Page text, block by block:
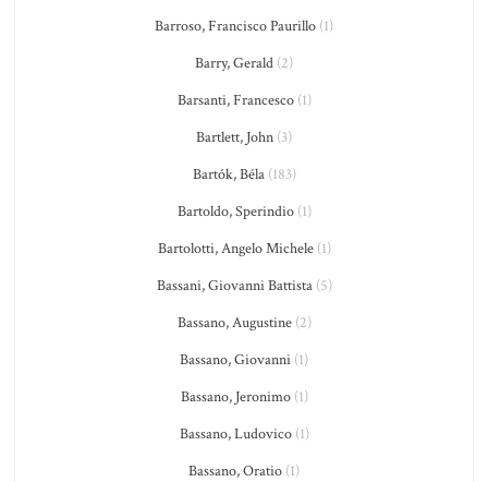
Barroso, Francisco Paurillo (1)
Barry, Gerald (2)
Barsanti, Francesco(1)
Bartlett, John (3)
Bartók, Béla(183)
Bartoldo, Sperindio(1)
Bartolotti, Angelo Michele(1)
Bassani, Giovanni Battista(5)
Bassano, Augustine(2)
Bassano, Giovanni (1)
Bassano, Jeronimo(1)
Bassano, Ludovico(1)
Bassano, Oratio (1)